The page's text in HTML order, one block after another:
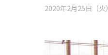
2020年2月25日（火）